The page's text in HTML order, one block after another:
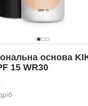
основа
15 WR30